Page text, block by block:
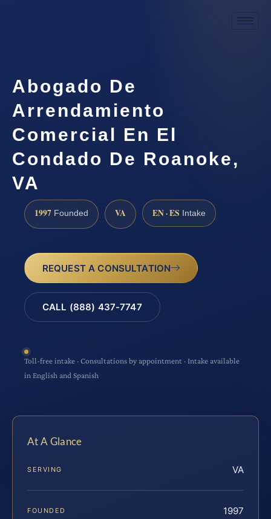
Abogado De
Arrendamiento
Comercial En El
Condado De Roanoke,
VA
1997 Founded VA EN · ES Intake
REQUEST A CONSULTATION
CALL (888) 437-7747
Toll-free intake · Consultations by appointment · Intake available
in English and Spanish
At A Glance
SERVING VA
FOUNDED 1997